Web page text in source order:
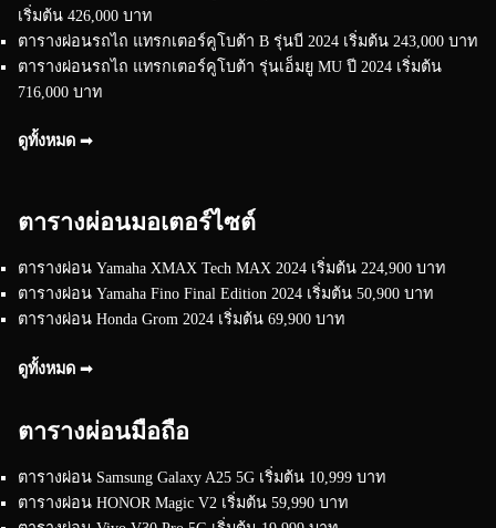
เริ่มต้น 426,000 บาท
ตารางผ่อนรถไถ แทรกเตอร์คูโบต้า B รุ่นบี 2024 เริ่มต้น 243,000 บาท
ตารางผ่อนรถไถ แทรกเตอร์คูโบต้า รุ่นเอ็มยู MU ปี 2024 เริ่มต้น
716,000 บาท
ดูทั้งหมด ➟
ตารางผ่อนมอเตอร์ไซต์
ตารางผ่อน Yamaha XMAX Tech MAX 2024 เริ่มต้น 224,900 บาท
ตารางผ่อน Yamaha Fino Final Edition 2024 เริ่มต้น 50,900 บาท
ตารางผ่อน Honda Grom 2024 เริ่มต้น 69,900 บาท
ดูทั้งหมด ➟
ตารางผ่อนมือถือ
ตารางผ่อน Samsung Galaxy A25 5G เริ่มต้น 10,999 บาท
ตารางผ่อน HONOR Magic V2 เริ่มต้น 59,990 บาท